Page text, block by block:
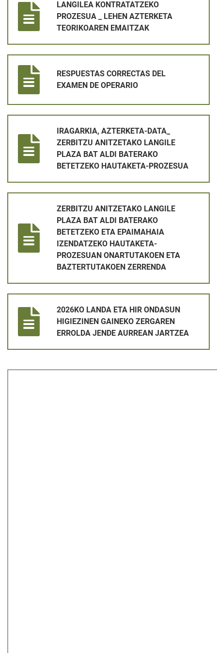
LANGILEA KONTRATATZEKO
PROZESUA _ LEHEN AZTERKETA
TEORIKOAREN EMAITZAK
RESPUESTAS CORRECTAS DEL
EXAMEN DE OPERARIO
IRAGARKIA, AZTERKETA-DATA_
ZERBITZU ANITZETAKO LANGILE
PLAZA BAT ALDI BATERAKO
BETETZEKO HAUTAKETA-PROZESUA
ZERBITZU ANITZETAKO LANGILE
PLAZA BAT ALDI BATERAKO
BETETZEKO ETA EPAIMAHAIA
IZENDATZEKO HAUTAKETA-
PROZESUAN ONARTUTAKOEN ETA
BAZTERTUTAKOEN ZERRENDA
2026KO LANDA ETA HIR ONDASUN
HIGIEZINEN GAINEKO ZERGAREN
ERROLDA JENDE AURREAN JARTZEA